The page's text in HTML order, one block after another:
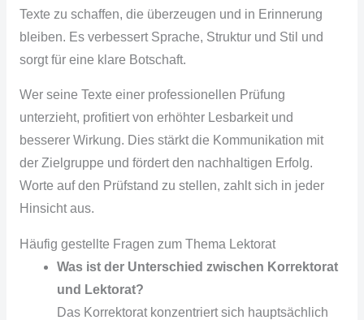
Texte zu schaffen, die überzeugen und in Erinnerung
bleiben. Es verbessert Sprache, Struktur und Stil und
sorgt für eine klare Botschaft.
Wer seine Texte einer professionellen Prüfung
unterzieht, profitiert von erhöhter Lesbarkeit und
besserer Wirkung. Dies stärkt die Kommunikation mit
der Zielgruppe und fördert den nachhaltigen Erfolg.
Worte auf den Prüfstand zu stellen, zahlt sich in jeder
Hinsicht aus.
Häufig gestellte Fragen zum Thema Lektorat
Was ist der Unterschied zwischen Korrektorat
und Lektorat?
Das Korrektorat konzentriert sich hauptsächlich